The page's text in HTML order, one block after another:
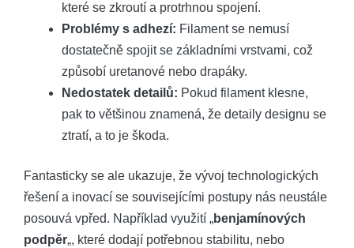
které se zkroutí a protrhnou spojení.
Problémy s adhezí: Filament se nemusí
dostatečně spojit se základními vrstvami, což
způsobí uretanové nebo drapáky.
Nedostatek detailů: Pokud filament klesne,
pak to většinou znamená, že detaily designu se
ztratí, a to je škoda.
Fantasticky se ale ukazuje, že vývoj technologických
řešení a inovací se souvisejícími postupy nás neustále
posouvá vpřed. Například využití „benjamínových
podpěr„, které dodají potřebnou stabilitu, nebo